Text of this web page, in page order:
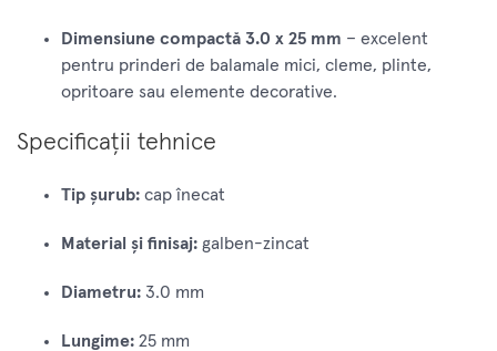
Dimensiune compactă 3.0 x 25 mm – excelent
pentru prinderi de balamale mici, cleme, plinte,
opritoare sau elemente decorative.
Specificații tehnice
Tip șurub: cap înecat
Material și finisaj: galben-zincat
Diametru: 3.0 mm
Lungime: 25 mm